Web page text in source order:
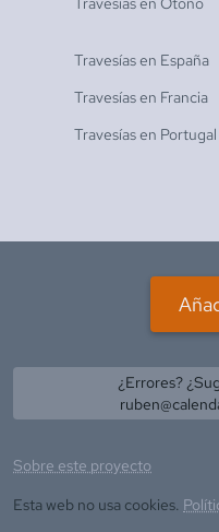
Travesías en España
Travesías en Francia
Travesías en Portugal
¿Errores?
Sobre este proyecto
Esta web no usa cookies.